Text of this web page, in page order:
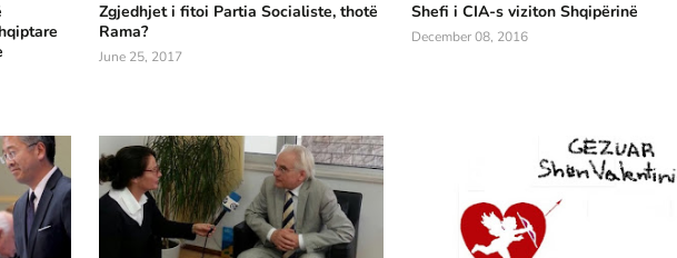
Zgjedhjet i fitoi Partia Socialiste, thotë
Rama?
June 25, 2017
Shefi i CIA-s viziton Shqipërinë
December 08, 2016